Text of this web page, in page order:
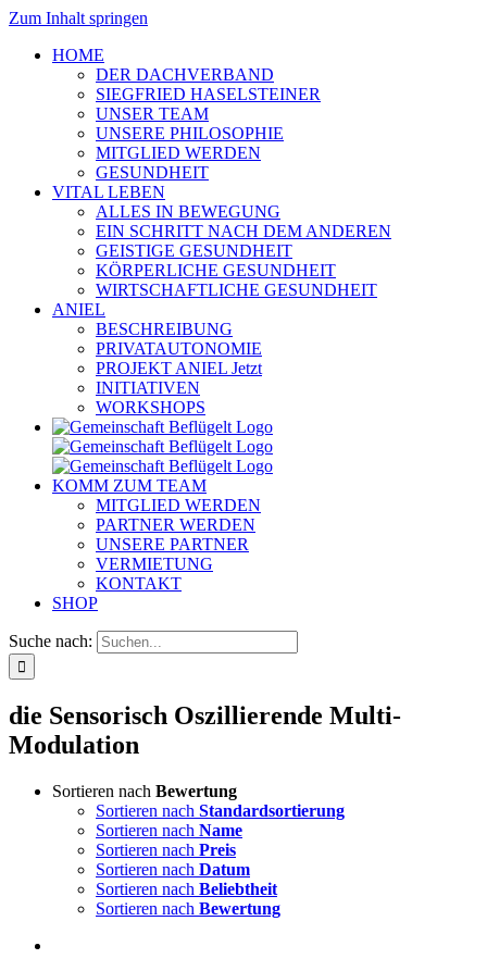
Zum Inhalt springen
HOME
DER DACHVERBAND
SIEGFRIED HASELSTEINER
UNSER TEAM
UNSERE PHILOSOPHIE
MITGLIED WERDEN
GESUNDHEIT
VITAL LEBEN
ALLES IN BEWEGUNG
EIN SCHRITT NACH DEM ANDEREN
GEISTIGE GESUNDHEIT
KÖRPERLICHE GESUNDHEIT
WIRTSCHAFTLICHE GESUNDHEIT
ANIEL
BESCHREIBUNG
PRIVATAUTONOMIE
PROJEKT ANIEL Jetzt
INITIATIVEN
WORKSHOPS
KOMM ZUM TEAM
MITGLIED WERDEN
PARTNER WERDEN
UNSERE PARTNER
VERMIETUNG
KONTAKT
SHOP
Suche nach:
die Sensorisch Oszillierende Multi-
Modulation
Sortieren nach Bewertung
Sortieren nach Standardsortierung
Sortieren nach Name
Sortieren nach Preis
Sortieren nach Datum
Sortieren nach Beliebtheit
Sortieren nach Bewertung